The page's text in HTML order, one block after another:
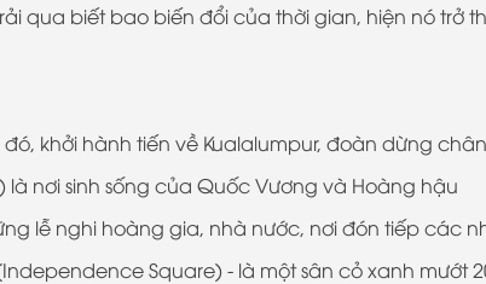
qua biết bao biến đổi của thời gian, hiện nó trở
khởi hành tiến về Kualalumpur, đoàn dừng
nơi sinh sống của Quốc Vương và Hoàng hậu
lễ nghi hoàng gia, nhà nước, nơi đón tiếp các
Square) - là một sân cỏ xanh mướt